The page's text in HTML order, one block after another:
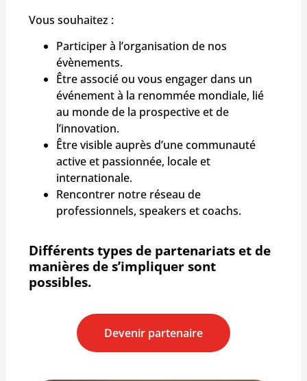
Vous souhaitez :
Participer à l’organisation de nos
évènements.
Être associé ou vous engager dans un
événement à la renommée mondiale, lié
au monde de la prospective et de
l’innovation.
Être visible auprès d’une communauté
active et passionnée, locale et
internationale.
Rencontrer notre réseau de
professionnels, speakers et coachs.
Différents types de partenariats et de
manières de s’impliquer sont
possibles.
Devenir partenaire